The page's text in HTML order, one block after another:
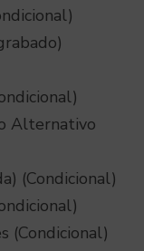
Alternativo
(Condicional)
(Condicional)